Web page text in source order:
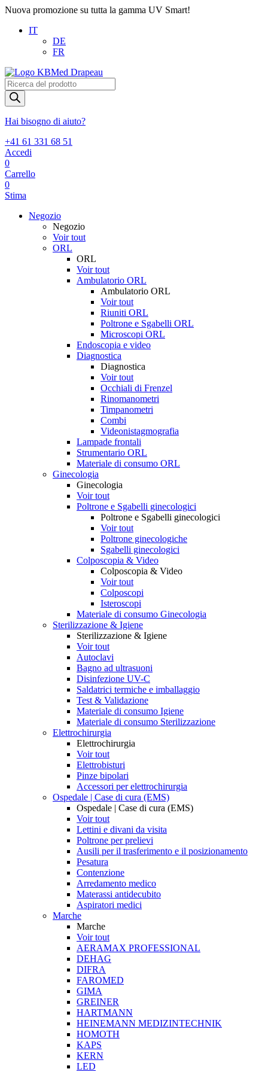
Nuova promozione su tutta la gamma UV Smart!
IT
DE
FR
Products
search
Hai bisogno di aiuto?
+41 61 331 68 51
Accedi
0
Carrello
0
Stima
Negozio
Negozio
Voir tout
ORL
ORL
Voir tout
Ambulatorio ORL
Ambulatorio ORL
Voir tout
Riuniti ORL
Poltrone e Sgabelli ORL
Microscopi ORL
Endoscopia e video
Diagnostica
Diagnostica
Voir tout
Occhiali di Frenzel
Rinomanometri
Timpanometri
Combi
Videonistagmografia
Lampade frontali
Strumentario ORL
Materiale di consumo ORL
Ginecologia
Ginecologia
Voir tout
Poltrone e Sgabelli ginecologici
Poltrone e Sgabelli ginecologici
Voir tout
Poltrone ginecologiche
Sgabelli ginecologici
Colposcopia & Video
Colposcopia & Video
Voir tout
Colposcopi
Isteroscopi
Materiale di consumo Ginecologia
Sterilizzazione & Igiene
Sterilizzazione & Igiene
Voir tout
Autoclavi
Bagno ad ultrasuoni
Disinfezione UV-C
Saldatrici termiche e imballaggio
Test & Validazione
Materiale di consumo Igiene
Materiale di consumo Sterilizzazione
Elettrochirurgia
Elettrochirurgia
Voir tout
Elettrobisturi
Pinze bipolari
Accessori per elettrochirurgia
Ospedale | Case di cura (EMS)
Ospedale | Case di cura (EMS)
Voir tout
Lettini e divani da visita
Poltrone per prelievi
Ausili per il trasferimento e il posizionamento
Pesatura
Contenzione
Arredamento medico
Materassi antidecubito
Aspiratori medici
Marche
Marche
Voir tout
AERAMAX PROFESSIONAL
DEHAG
DIFRA
FAROMED
GIMA
GREINER
HARTMANN
HEINEMANN MEDIZINTECHNIK
HOMOTH
KAPS
KERN
LED